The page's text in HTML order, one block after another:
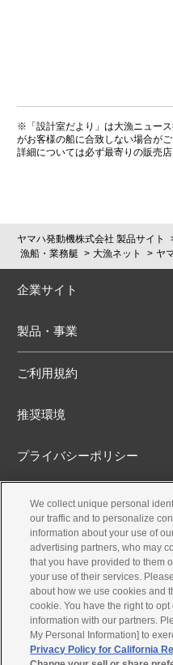
※「設計室だより」は大漁ニュー
がお客様の船に合致しない場合が
詳細については必ず最寄りの販売
ヤマハ発動機株式会社 製品サイト
漁船・業務艇
大漁ネット ヤ
企業サイト
製品・事業
ご利用規約
推奨環境
プライバシーポリシー
Cookieポリシー
アクセシビリティ方針
古物営業法に基づく表示
製品・事業のお問合せ
We collect unique personal
our traffic and to personalize
information about your use of
advertising partners, who may
that you have provided to them
your use of their services.
about how we use cookies and
cookie. You have the right to
information with our partners.
My Personal Information] to
Privacy Policy for California